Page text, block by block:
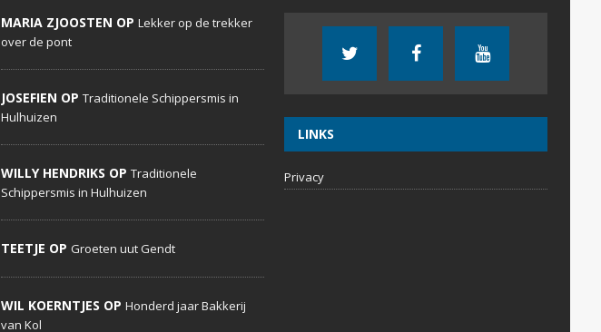
MARIA ZJOOSTEN OPLekker op de trekker
over de pont
JOSEFIEN OPTraditionele Schippersmis in
Hulhuizen
WILLY HENDRIKS OPTraditionele
Schippersmis in Hulhuizen
TEETJE OP Groeten uut Gendt
WIL KOERNTJES OPHonderd jaar Bakkerij
van Kol
LINKS
Privacy